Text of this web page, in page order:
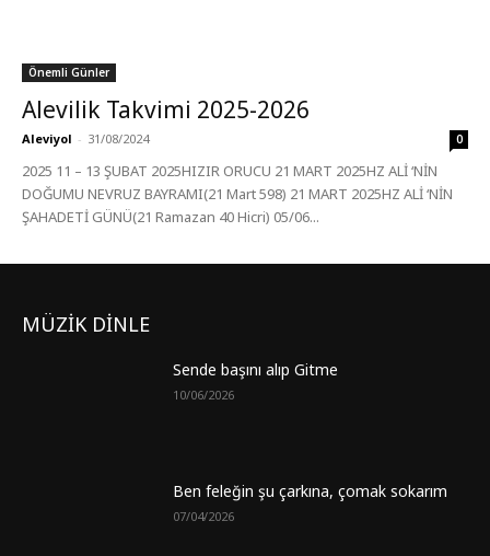
Önemli Günler
Alevilik Takvimi 2025-2026
Aleviyol - 31/08/2024 0
2025 11 – 13 ŞUBAT 2025HIZIR ORUCU 21 MART 2025HZ ALİ ‘NİN
DOĞUMU NEVRUZ BAYRAMI(21 Mart 598) 21 MART 2025HZ ALİ ‘NİN
ŞAHADETİ GÜNÜ(21 Ramazan 40 Hicri) 05/06...
MÜZİK DİNLE
Sende başını alıp Gitme
10/06/2026
Ben feleğin şu çarkına, çomak sokarım
07/04/2026